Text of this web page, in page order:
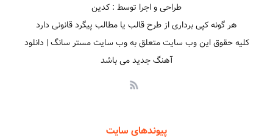
طراحی و اجرا توسط : کدین
هر گونه کپی برداری از طرح قالب یا مطالب پیگرد قانونی دارد
کلیه حقوق این وب سایت متعلق به وب سایت مستر سانگ | دانلود
آهنگ جدید می باشد
پیوندهای سایت